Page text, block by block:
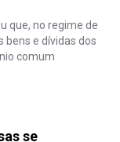
que, no regime de
bens e dívidas dos
comum
se